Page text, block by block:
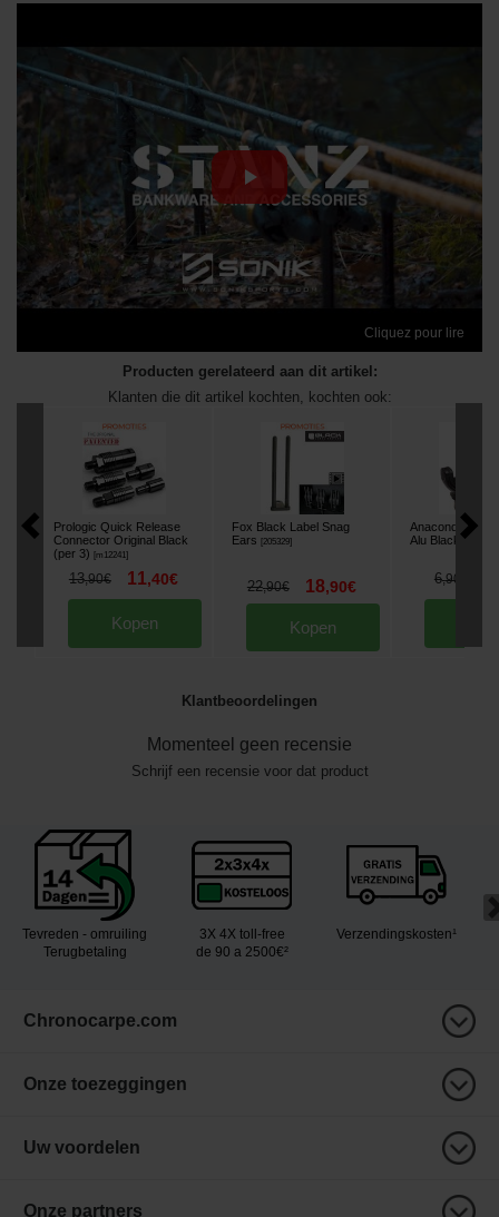
Cliquez pour lire
Producten gerelateerd aan dit artikel:
Klanten die dit artikel kochten, kochten ook:
Prologic Quick Release
Connector Original Black
(per 3)
[m12241]
13,90€ 11,40€
Kopen
Fox Black Label Snag
Ears
[205329]
22,90€ 18,90€
Kopen
Anaconda
Alu Black
[
6,90
Klantbeoordelingen
Momenteel geen recensie
Schrijf een recensie voor dat product
Tevreden - omruiling
Terugbetaling
3X 4X toll-free
de 90 a 2500€²
Verzendingskosten¹
Chronocarpe.com
Onze toezeggingen
Uw voordelen
Onze partners